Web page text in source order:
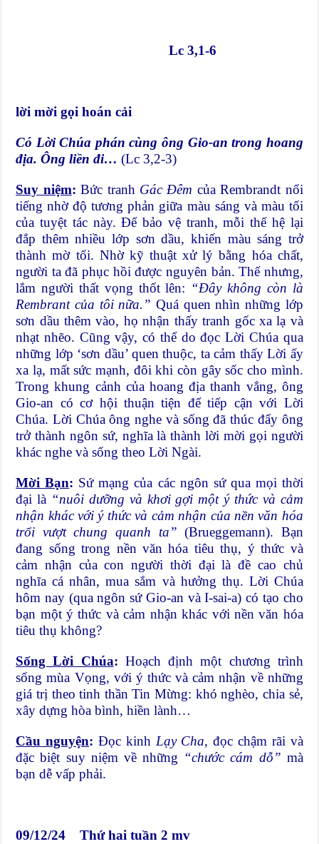
Lc 3,1-6
lời mời gọi hoán cải
Có Lời Chúa phán cùng ông Gio-an trong hoang
địa. Ông liền đi…(Lc 3,2-3)
Suy niệm: Bức tranh Gác Đêm của Rembrandt nổi
tiếng nhờ độ tương phản giữa màu sáng và màu tối
của tuyệt tác này. Để bảo vệ tranh, mỗi thế hệ lại
đắp thêm nhiều lớp sơn dầu, khiến màu sáng trở
thành mờ tối. Nhờ kỹ thuật xử lý bằng hóa chất,
người ta đã phục hồi được nguyên bản. Thế nhưng,
lắm người thất vọng thốt lên: “Đây không còn là
Rembrant của tôi nữa.” Quá quen nhìn những lớp
sơn dầu thêm vào, họ nhận thấy tranh gốc xa lạ và
nhạt nhẽo. Cũng vậy, có thể do đọc Lời Chúa qua
những lớp ‘sơn dầu’ quen thuộc, ta cảm thấy Lời ấy
xa lạ, mất sức mạnh, đôi khi còn gây sốc cho mình.
Trong khung cảnh của hoang địa thanh vắng, ông
Gio-an có cơ hội thuận tiện để tiếp cận với Lời
Chúa. Lời Chúa ông nghe và sống đã thúc đẩy ông
trở thành ngôn sứ, nghĩa là thành lời mời gọi người
khác nghe và sống theo Lời Ngài.
Mời Bạn: Sứ mạng của các ngôn sứ qua mọi thời
đại là “nuôi dưỡng và khơi gợi một ý thức và cảm
nhận khác với ý thức và cảm nhận của nền văn hóa
trổi vượt chung quanh ta”(Brueggemann). Bạn
đang sống trong nền văn hóa tiêu thụ, ý thức và
cảm nhận của con người thời đại là đề cao chủ
nghĩa cá nhân, mua sắm và hưởng thụ. Lời Chúa
hôm nay (qua ngôn sứ Gio-an và I-sai-a) có tạo cho
bạn một ý thức và cảm nhận khác với nền văn hóa
tiêu thụ không?
Sống Lời Chúa: Hoạch định một chương trình
sống mùa Vọng, với ý thức và cảm nhận về những
giá trị theo tinh thần Tin Mừng: khó nghèo, chia sẻ,
xây dựng hòa bình, hiền lành…
Cầu nguyện: Đọc kinh Lạy Cha, đọc chậm rãi và
đặc biệt suy niệm về những “chước cám dỗ” mà
bạn dễ vấp phải.
09/12/24 Thứ hai tuần 2 mv